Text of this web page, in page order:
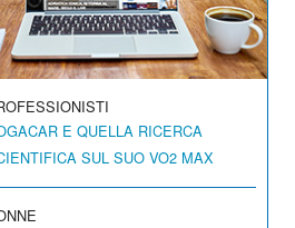
E QUELLA RICERCA
SUL SUO VO2 MAX